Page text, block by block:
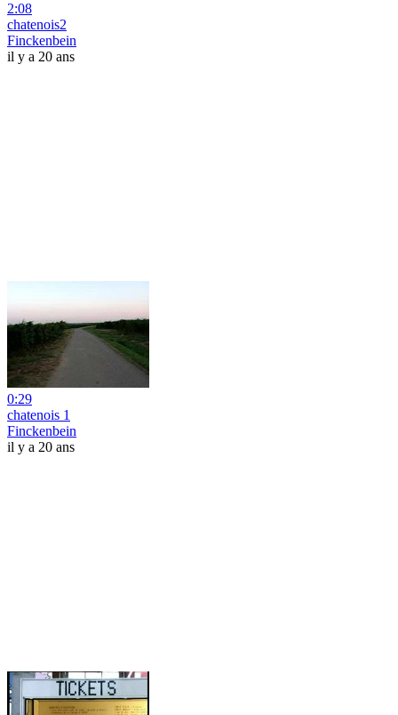
2:08
chatenois2
Finckenbein
il y a 20 ans
0:29
chatenois 1
Finckenbein
il y a 20 ans